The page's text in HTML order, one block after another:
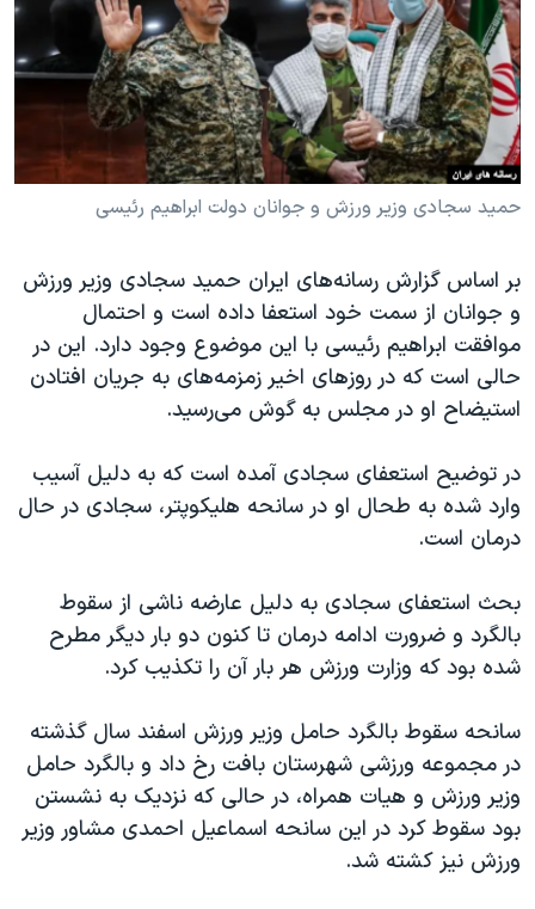
فرهنگ و زندگی
حقوق شهروندی
اقتصادی
علم و فناوری
آرشیو پخش زنده
مستندها
انتخابات ریاست جمهوری آمریکا ۲۰۲۴
حمله جمهوری اسلامی به اسرائیل
رمز مهسا
مجموعه مستندهای دادخواهی
تریبونال مردمی آبان ۹۸
دادگاه حمید نوری
چهل سال گروگان‌گیری
اعتراضات مردمی آبان ۹۸
اسرائیل در جنگ
همایش محافظه‌کاران آمریکا «سی‌پک»
صفحه‌های ویژه
دنبال کنید
زبانهای مختلف
حمید سجادی وزیر ورزش و جوانان دولت ابراهیم رئیسی
بر اساس گزارش رسانه‌های ایران حمید سجادی وزیر ورزش
و جوانان از سمت خود استعفا داده است و احتمال
موافقت ابراهیم رئیسی با این موضوع وجود دارد. این در
حالی است که در روزهای اخیر زمزمه‌های به جریان افتادن
استیضاح او در مجلس به گوش می‌رسید.
در توضیح استعفای سجادی آمده است که به دلیل آسیب
وارد شده به طحال او در سانحه هلیکوپتر، سجادی در حال
درمان است.
بحث استعفای سجادی به دلیل عارضه ناشی از سقوط
بالگرد و ضرورت ادامه درمان تا کنون دو بار دیگر مطرح
شده بود که وزارت ورزش هر بار آن را تکذیب کرد.
سانحه سقوط بالگرد حامل وزیر ورزش اسفند سال گذشته
در مجموعه ورزشی شهرستان بافت رخ داد و بالگرد حامل
وزیر ورزش و هیات همراه، در حالی که نزدیک به نشستن
بود سقوط کرد در این سانحه اسماعیل احمدی مشاور وزیر
ورزش نیز کشته شد.